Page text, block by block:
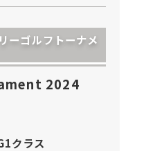
ーゴルフトーナメ
2024
クラス